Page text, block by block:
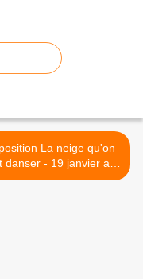
La neige qu'on
danser - 19 janvier au
février 2025 - Galerie